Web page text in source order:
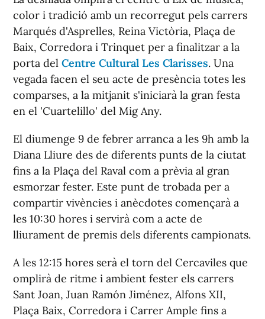
color i tradició amb un recorregut pels carrers
Marqués d'Asprelles, Reina Victòria, Plaça de
Baix, Corredora i Trinquet per a finalitzar a la
porta del Centre Cultural Les Clarisses. Una
vegada facen el seu acte de presència totes les
comparses, a la mitjanit s'iniciarà la gran festa
en el 'Cuartelillo' del Mig Any.
El diumenge 9 de febrer arranca a les 9h amb la
Diana Lliure des de diferents punts de la ciutat
fins a la Plaça del Raval com a prèvia al gran
esmorzar fester. Este punt de trobada per a
compartir vivències i anècdotes començarà a
les 10:30 hores i servirà com a acte de
lliurament de premis dels diferents campionats.
A les 12:15 hores serà el torn del Cercaviles que
omplirà de ritme i ambient fester els carrers
Sant Joan, Juan Ramón Jiménez, Alfons XII,
Plaça Baix, Corredora i Carrer Ample fins a